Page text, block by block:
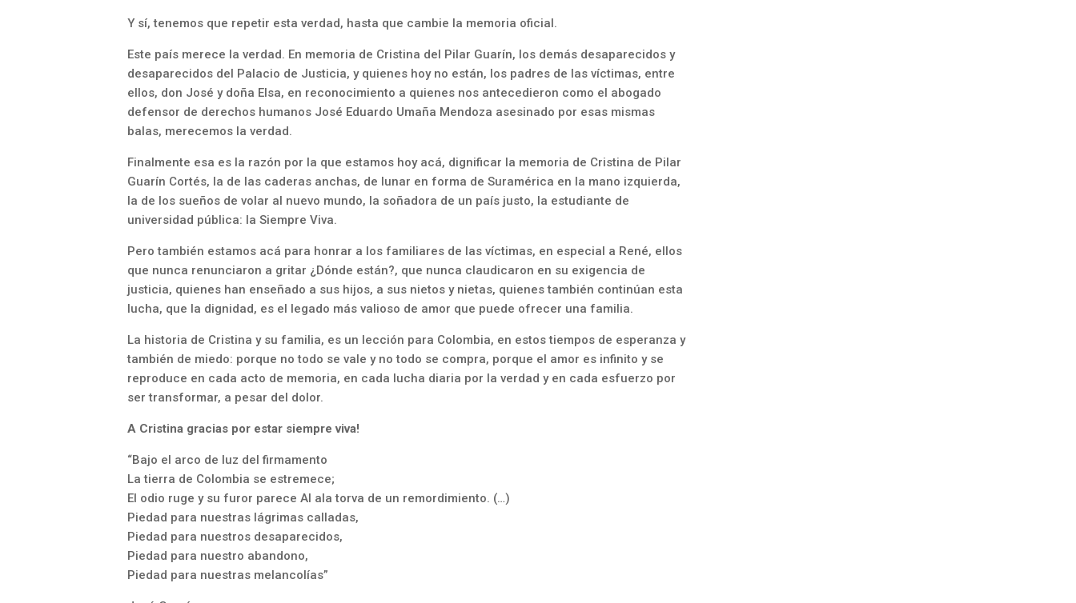
Y sí, tenemos que repetir esta verdad, hasta que cambie la memoria oficial.
Este país merece la verdad. En memoria de Cristina del Pilar Guarín, los demás desaparecidos y
desaparecidos del Palacio de Justicia, y quienes hoy no están, los padres de las víctimas, entre
ellos, don José y doña Elsa, en reconocimiento a quienes nos antecedieron como el abogado
defensor de derechos humanos José Eduardo Umaña Mendoza asesinado por esas mismas
balas, merecemos la verdad.
Finalmente esa es la razón por la que estamos hoy acá, dignificar la memoria de Cristina de Pilar
Guarín Cortés, la de las caderas anchas, de lunar en forma de Suramérica en la mano izquierda,
la de los sueños de volar al nuevo mundo, la soñadora de un país justo, la estudiante de
universidad pública: la Siempre Viva.
Pero también estamos acá para honrar a los familiares de las víctimas, en especial a René, ellos
que nunca renunciaron a gritar ¿Dónde están?, que nunca claudicaron en su exigencia de
justicia, quienes han enseñado a sus hijos, a sus nietos y nietas, quienes también continúan esta
lucha, que la dignidad, es el legado más valioso de amor que puede ofrecer una familia.
La historia de Cristina y su familia, es un lección para Colombia, en estos tiempos de esperanza y
también de miedo: porque no todo se vale y no todo se compra, porque el amor es infinito y se
reproduce en cada acto de memoria, en cada lucha diaria por la verdad y en cada esfuerzo por
ser transformar, a pesar del dolor.
A Cristina gracias por estar siempre viva!
“Bajo el arco de luz del firmamento
La tierra de Colombia se estremece;
El odio ruge y su furor parece Al ala torva de un remordimiento. (…)
Piedad para nuestras lágrimas calladas,
Piedad para nuestros desaparecidos,
Piedad para nuestro abandono,
Piedad para nuestras melancolías”